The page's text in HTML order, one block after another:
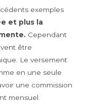
exemples
et plus la
Cependant
être
Le versement
en une seule
une commission
mensuel.